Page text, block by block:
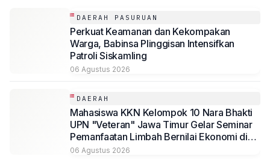
DAERAH PASURUAN
Perkuat Keamanan dan Kekompakan
Warga, Babinsa Plinggisan Intensifkan
Patroli Siskamling
06 Agustus 2026
DAERAH
Mahasiswa KKN Kelompok 10 Nara Bhakti
UPN "Veteran" Jawa Timur Gelar Seminar
Pemanfaatan Limbah Bernilai Ekonomi di
Desa Mojoduwur
06 Agustus 2026